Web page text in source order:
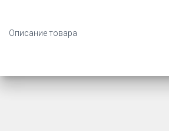
Описание товара